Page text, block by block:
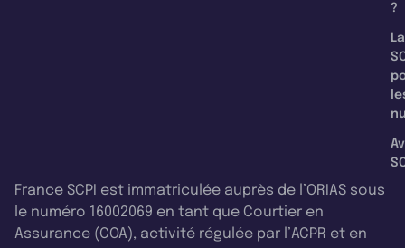
?
La
France SCPI est immatriculée auprès de l’ORIAS sous
le numéro 16002069 en tant que Courtier en
Assurance (COA), activité régulée par l’ACPR et en